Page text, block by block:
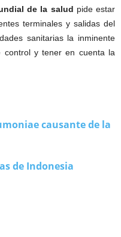
de la salud pide estar
terminales y salidas del
sanitarias la inminente
control y tener en cuenta la
causante de la
de Indonesia